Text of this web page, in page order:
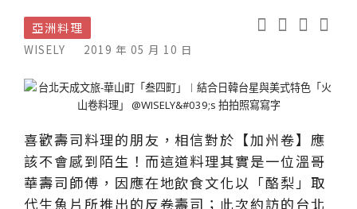
亞洲料理
WISELY 2019 年 05 月 10 日
喜歡壽司料理的朋友，相信對於【加州卷】應
該不會感到陌生！而這道料理其實是一位溫哥
華壽司師傅，因應在地飲食文化以「酪梨」取
代生魚片所推出的反卷壽司；此次約訪的台北